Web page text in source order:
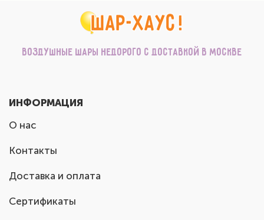
Воздушные шары недорого с доставкой в Москве
ИНФОРМАЦИЯ
О нас
Контакты
Доставка и оплата
Сертификаты